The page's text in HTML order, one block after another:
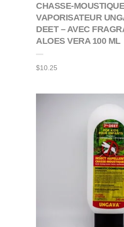
CHASSE-
VAPORISATEUR
DEET – AVEC
ALOES VERA 100 ML
$10.25